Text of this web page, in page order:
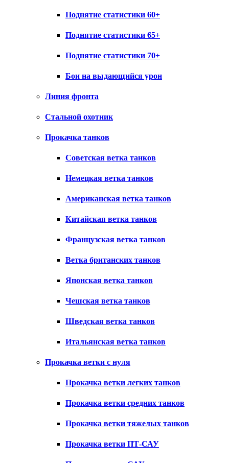
Поднятие статистики 60+
Поднятие статистики 65+
Поднятие статистики 70+
Бои на выдающийся урон
Линия фронта
Стальной охотник
Прокачка танков
Советская ветка танков
Немецкая ветка танков
Американская ветка танков
Китайская ветка танков
Французская ветка танков
Ветка британских танков
Японская ветка танков
Чешская ветка танков
Шведская ветка танков
Итальянская ветка танков
Прокачка ветки с нуля
Прокачка ветки легких танков
Прокачка ветки средних танков
Прокачка ветки тяжелых танков
Прокачка ветки ПТ-САУ